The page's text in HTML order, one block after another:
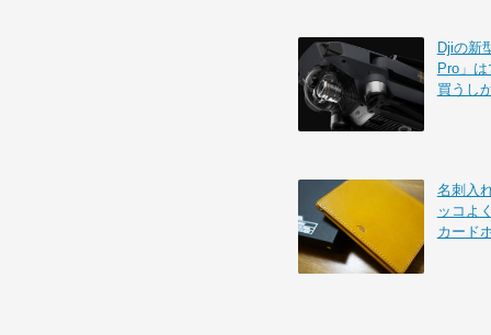
Djiの新
Pro」
買うし
名刺入
ッコよ
カード